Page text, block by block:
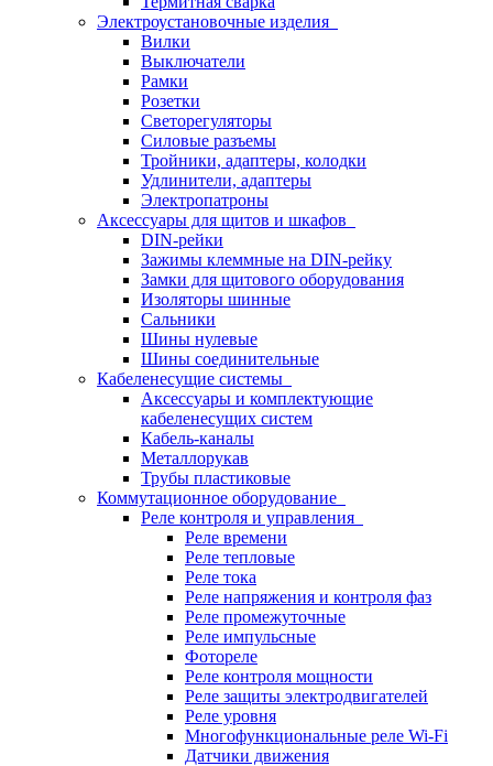
Электроустановочные изделия
Вилки
Выключатели
Рамки
Розетки
Светорегуляторы
Силовые разъемы
Тройники, адаптеры, колодки
Удлинители, адаптеры
Электропатроны
Аксессуары для щитов и шкафов
DIN-рейки
Зажимы клеммные на DIN-рейку
Замки для щитового оборудования
Изоляторы шинные
Сальники
Шины нулевые
Шины соединительные
Кабеленесущие системы
Аксессуары и комплектующие
кабеленесущих систем
Кабель-каналы
Металлорукав
Трубы пластиковые
Коммутационное оборудование
Реле контроля и управления
Реле времени
Реле тепловые
Реле тока
Реле напряжения и контроля фаз
Реле промежуточные
Реле импульсные
Фотореле
Реле контроля мощности
Реле защиты электродвигателей
Реле уровня
Многофункциональные реле Wi-Fi
Датчики движения